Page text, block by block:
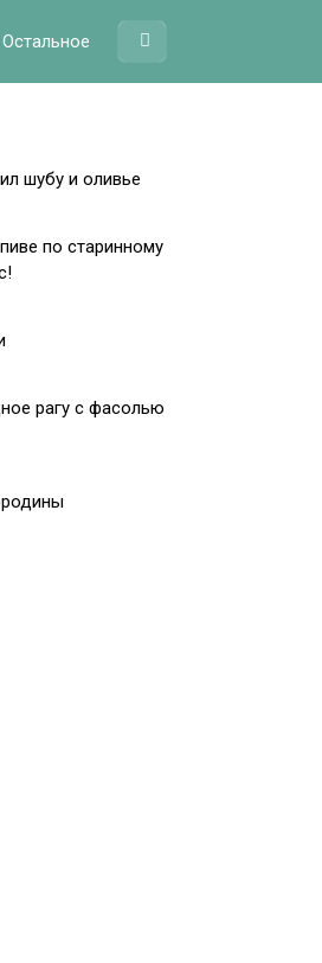
Остальное
шубу и оливье
по старинному
рагу с фасолью